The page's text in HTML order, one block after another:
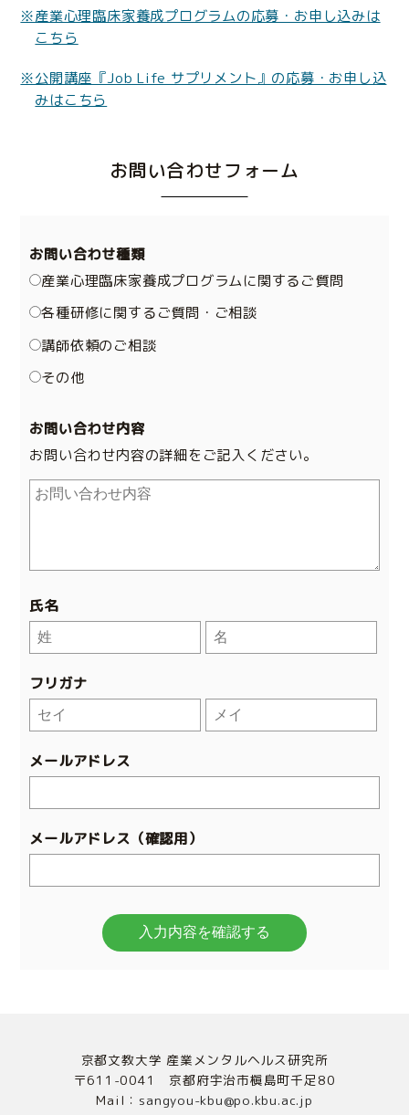
※産業心理臨床家養成プログラムの応募・お申し込みは
こちら
※公開講座『Job Life サプリメント』の応募・お申し込
みはこちら
お問い合わせフォーム
お問い合わせ種類
産業心理臨床家養成プログラムに関するご質問
各種研修に関するご質問・ご相談
講師依頼のご相談
その他
お問い合わせ内容
お問い合わせ内容の詳細をご記入ください。
氏名
フリガナ
メールアドレス
メールアドレス（確認用）
京都文教大学 産業メンタルヘルス研究所
〒611-0041 京都府宇治市槇島町千足80
Mail： sangyou-kbu@po.kbu.ac.jp